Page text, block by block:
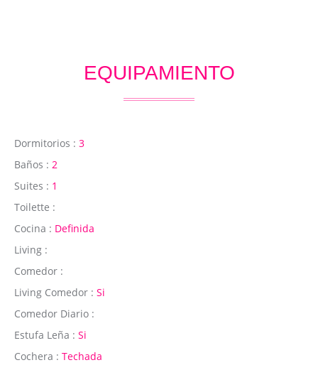
EQUIPAMIENTO
Dormitorios : 3
Baños : 2
Suites : 1
Toilette :
Cocina : Definida
Living :
Comedor :
Living Comedor : Si
Comedor Diario :
Estufa Leña : Si
Cochera : Techada